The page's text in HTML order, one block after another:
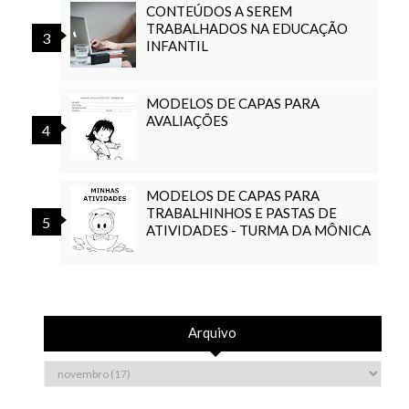
CONTEÚDOS A SEREM
TRABALHADOS NA EDUCAÇÃO
INFANTIL
MODELOS DE CAPAS PARA
AVALIAÇÕES
MODELOS DE CAPAS PARA
TRABALHINHOS E PASTAS DE
ATIVIDADES - TURMA DA MÔNICA
Arquivo